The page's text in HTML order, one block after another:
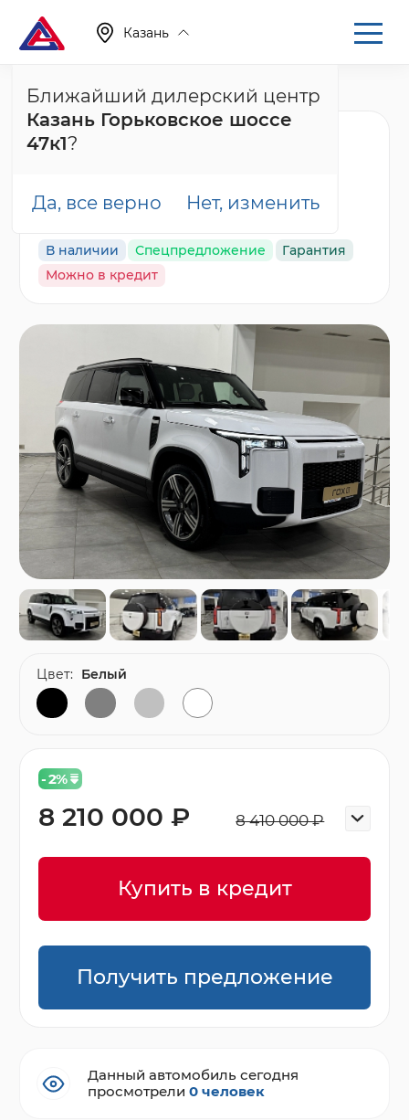
Казань
Ближайший дилерский центр
Казань Горьковское шоссе
47к1?
Да, все верно Нет, изменить
Главная Каталог Новые автомобили 01
Rox 01 Семейная
Edition, белый
В наличии Спецпредложение
Гарантия
Можно в кредит
- 2%
8 410 000 ₽
8 210 000 ₽
Купить в кредит
Получить предложение
Цвет: Белый
Данный автомобиль сегодня
просмотрели0 человек